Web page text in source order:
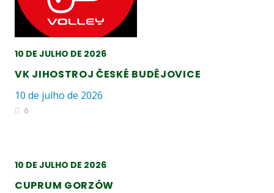
10 DE JULHO DE 2026
VK JIHOSTROJ ČESKÉ BUDĚJOVICE
10 de julho de 2026
0
10 DE JULHO DE 2026
CUPRUM GORZÓW